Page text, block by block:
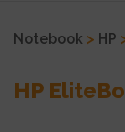
Notebook > HP
HP